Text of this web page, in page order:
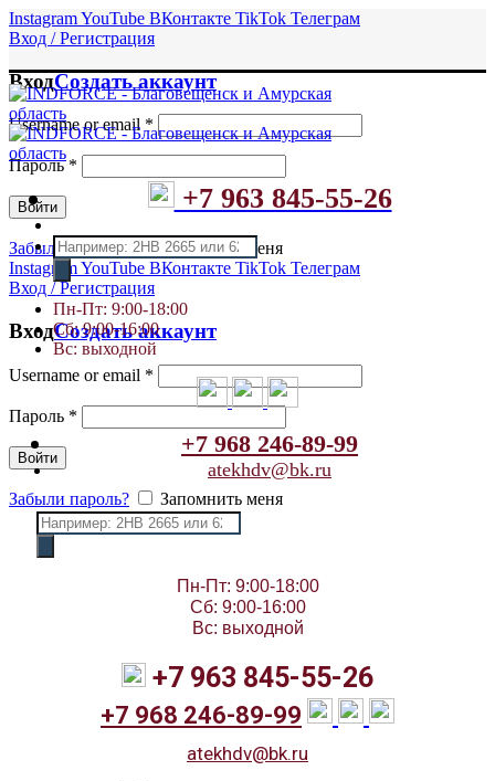
InstagramYouTube ВКонтакте TikTok Телеграм
Вход / Регистрация
ВходСоздать аккаунт
Username or email *
Пароль*
Войти
Забыли пароль?
Запомнить меня
InstagramYouTube ВКонтакте TikTok Телеграм
Вход / Регистрация
ВходСоздать аккаунт
Username or email *
Пароль *
Войти
Забыли пароль? Запомнить меня
+7 963 845-55-26
Поиск
товаров
Пн-Пт: 9:00-18:00
Сб: 9:00-16:00
Вс: выходной
+7 968 246-89-99
atekhdv@bk.ru
Поиск
товаров
Пн-Пт: 9:00-18:00
Сб: 9:00-16:00
Вс: выходной
+7 963 845-55-26
+7 968 246-89-99
atekhdv@bk.ru